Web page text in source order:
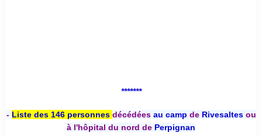
*******
- Liste des 146 personnes décédées au camp deRivesaltesou
à l'hôpital du nord de Perpignan